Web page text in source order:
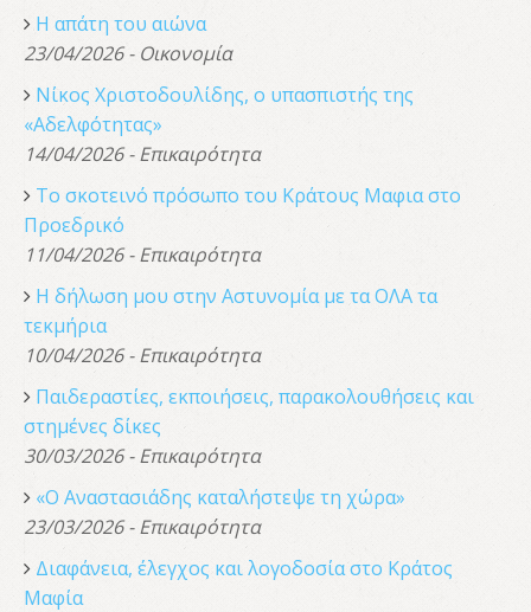
Η απάτη του αιώνα
23/04/2026 - Οικονομία
Νίκος Χριστοδουλίδης, o υπασπιστής της
«Αδελφότητας»
14/04/2026 - Επικαιρότητα
Το σκοτεινό πρόσωπο του Κράτους Μαφια στο
Προεδρικό
11/04/2026 - Επικαιρότητα
Η δήλωση μου στην Αστυνομία με τα ΟΛΑ τα
τεκμήρια
10/04/2026 - Επικαιρότητα
Παιδεραστίες, εκποιήσεις, παρακολουθήσεις και
στημένες δίκες
30/03/2026 - Επικαιρότητα
«Ο Αναστασιάδης καταλήστεψε τη χώρα»
23/03/2026 - Επικαιρότητα
Διαφάνεια, έλεγχος και λογοδοσία στο Κράτος
Μαφία